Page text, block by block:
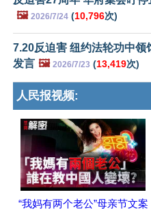
🖼️ 2026/7/24 (10,796次)
7.20反迫害 纽约法轮功中领
发言 🖼️ 2026/7/23 (13,419次)
人民报视频:
“我妈有两个老公”母亲节文案